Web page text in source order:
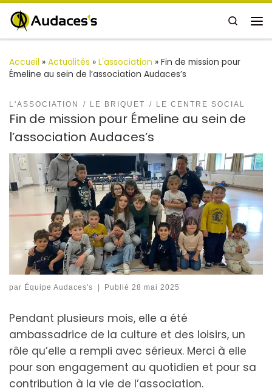
Passer au contenu
Search
Accueil » Actualités » L'association » Fin de mission pour
Émeline au sein de l’association Audaces’s
L'ASSOCIATION LE BRIQUET LE CENTRE SOCIAL
Fin de mission pour Émeline au sein de
l’association Audaces’s
par Équipe Audaces's | Publié28 mai 2025
Pendant plusieurs mois, elle a été
ambassadrice de la culture et des loisirs, un
rôle qu’elle a rempli avec sérieux. Merci à elle
pour son engagement au quotidien et pour sa
contribution à la vie de l’association.